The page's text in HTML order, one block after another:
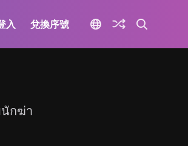
入 兌換序號
นักฆ่า